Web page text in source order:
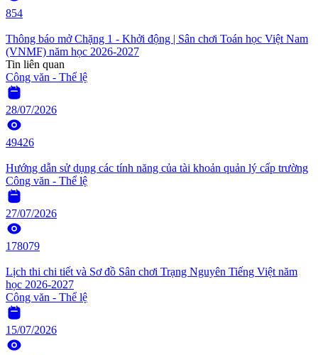
854
Thông báo mở Chặng 1 - Khởi động | Sân chơi Toán học Việt Nam
(VNMF) năm học 2026-2027
Tin liên quan
Công văn - Thể lệ
28/07/2026
49426
Hướng dẫn sử dụng các tính năng của tài khoản quản lý cấp trường
Công văn - Thể lệ
27/07/2026
178079
Lịch thi chi tiết và Sơ đồ Sân chơi Trạng Nguyên Tiếng Việt năm
học 2026-2027
Công văn - Thể lệ
15/07/2026